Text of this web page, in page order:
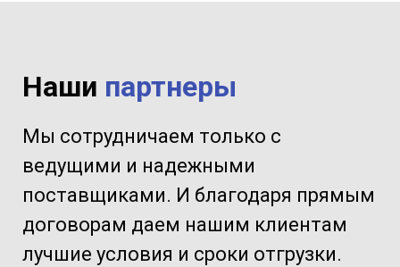
Наши партнеры
Мы сотрудничаем только с
ведущими и надежными
поставщиками. И благодаря прямым
договорам даем нашим клиентам
лучшие условия и сроки отгрузки.